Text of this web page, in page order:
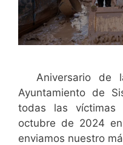
Aniversario de
Ayuntamiento de
todas las
octubre de 2024
enviamos nuestro